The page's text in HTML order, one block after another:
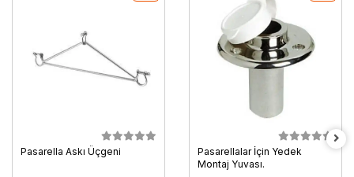
Pasarella Askı Üçgeni
Pasarellalar İçin Yedek
Montaj Yuvası.